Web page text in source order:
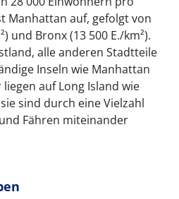
Manhattan auf, gefolgt von
und Bronx (13 500 E./km²).
alle anderen Stadtteile
Inseln wie Manhattan
auf Long Island wie
sind durch eine Vielzahl
Fähren miteinander